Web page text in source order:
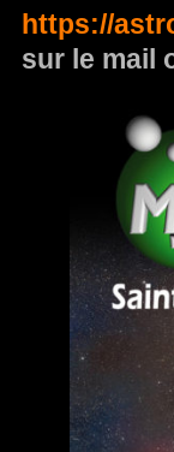
https://
sur le mail